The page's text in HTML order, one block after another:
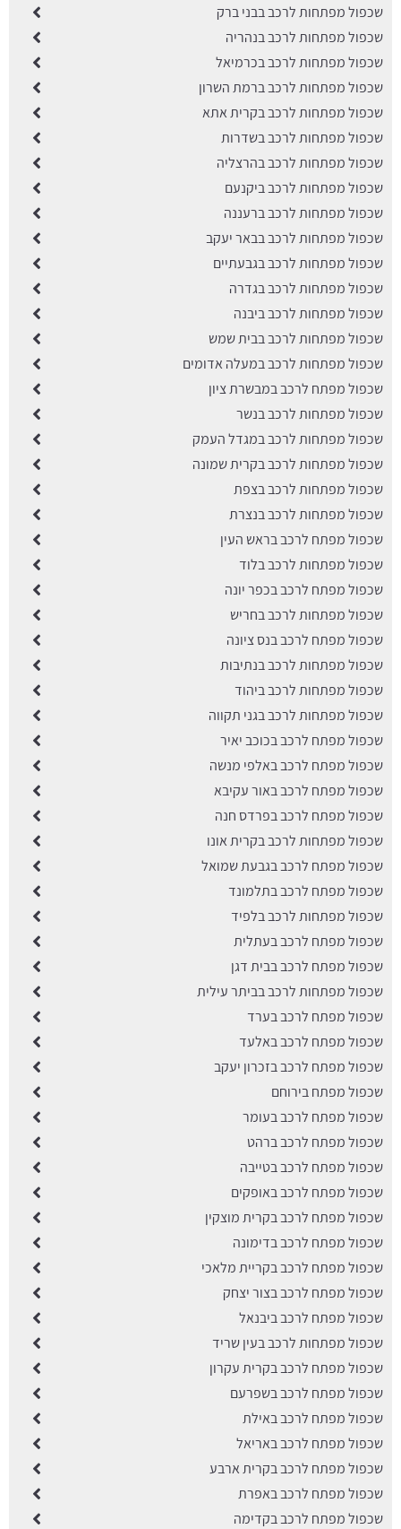
שכפול מפתחות לרכב בבני ברק
שכפול מפתחות לרכב בנהריה
שכפול מפתחות לרכב בכרמיאל
שכפול מפתחות לרכב ברמת השרון
שכפול מפתחות לרכב בקרית אתא
שכפול מפתחות לרכב בשדרות
שכפול מפתחות לרכב בהרצליה
שכפול מפתחות לרכב ביקנעם
שכפול מפתחות לרכב ברעננה
שכפול מפתחות לרכב בבאר יעקב
שכפול מפתחות לרכב בגבעתיים
שכפול מפתחות לרכב בגדרה
שכפול מפתחות לרכב ביבנה
שכפול מפתחות לרכב בבית שמש
שכפול מפתחות לרכב במעלה אדומים
שכפול מפתח לרכב במבשרת ציון
שכפול מפתחות לרכב בנשר
שכפול מפתחות לרכב במגדל העמק
שכפול מפתחות לרכב בקרית שמונה
שכפול מפתחות לרכב בצפת
שכפול מפתחות לרכב בנצרת
שכפול מפתח לרכב בראש העין
שכפול מפתחות לרכב בלוד
שכפול מפתח לרכב בכפר יונה
שכפול מפתחות לרכב בחריש
שכפול מפתח לרכב בנס ציונה
שכפול מפתחות לרכב בנתיבות
שכפול מפתחות לרכב ביהוד
שכפול מפתחות לרכב בגני תקווה
שכפול מפתח לרכב בכוכב יאיר
שכפול מפתח לרכב באלפי מנשה
שכפול מפתח לרכב באור עקיבא
שכפול מפתח לרכב בפרדס חנה
שכפול מפתחות לרכב בקרית אונו
שכפול מפתח לרכב בגבעת שמואל
שכפול מפתח לרכב בתלמונד
שכפול מפתחות לרכב בלפיד
שכפול מפתח לרכב בעתלית
שכפול מפתח לרכב בבית דגן
שכפול מפתחות לרכב בביתר עילית
שכפול מפתח לרכב בערד
שכפול מפתח לרכב באלעד
שכפול מפתח לרכב בזכרון יעקב
שכפול מפתח בירוחם
שכפול מפתח לרכב בעומר
שכפול מפתח לרכב ברהט
שכפול מפתח לרכב בטייבה
שכפול מפתח לרכב באופקים
שכפול מפתח לרכב בקרית מוצקין
שכפול מפתח לרכב בדימונה
שכפול מפתח לרכב בקריית מלאכי
שכפול מפתח לרכב בצור יצחק
שכפול מפתח לרכב ביבנאל
שכפול מפתחות לרכב בעין שריד
שכפול מפתח לרכב בקרית עקרון
שכפול מפתח לרכב בשפרעם
שכפול מפתח לרכב באילת
שכפול מפתח לרכב באריאל
שכפול מפתח לרכב בקרית ארבע
שכפול מפתח לרכב באפרת
שכפול מפתח לרכב בקדימה